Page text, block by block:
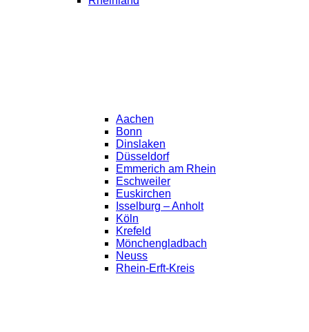
Aachen
Bonn
Dinslaken
Düsseldorf
Emmerich am Rhein
Eschweiler
Euskirchen
Isselburg – Anholt
Köln
Krefeld
Mönchengladbach
Neuss
Rhein-Erft-Kreis